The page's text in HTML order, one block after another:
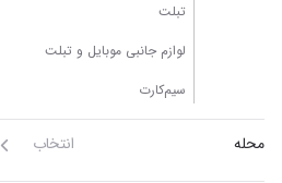
تبلت
لوازم جانبی موبایل و تبلت
سیم‌کارت
محله انتخاب